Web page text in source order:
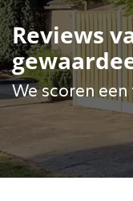
Reviews
We scoren